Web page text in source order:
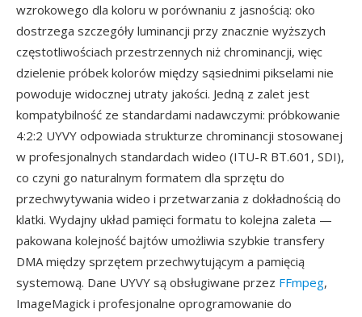
wzrokowego dla koloru w porównaniu z jasnością: oko
dostrzega szczegóły luminancji przy znacznie wyższych
częstotliwościach przestrzennych niż chrominancji, więc
dzielenie próbek kolorów między sąsiednimi pikselami nie
powoduje widocznej utraty jakości. Jedną z zalet jest
kompatybilność ze standardami nadawczymi: próbkowanie
4:2:2 UYVY odpowiada strukturze chrominancji stosowanej
w profesjonalnych standardach wideo (ITU-R BT.601, SDI),
co czyni go naturalnym formatem dla sprzętu do
przechwytywania wideo i przetwarzania z dokładnością do
klatki. Wydajny układ pamięci formatu to kolejna zaleta —
pakowana kolejność bajtów umożliwia szybkie transfery
DMA między sprzętem przechwytującym a pamięcią
systemową. Dane UYVY są obsługiwane przez FFmpeg,
ImageMagick i profesjonalne oprogramowanie do